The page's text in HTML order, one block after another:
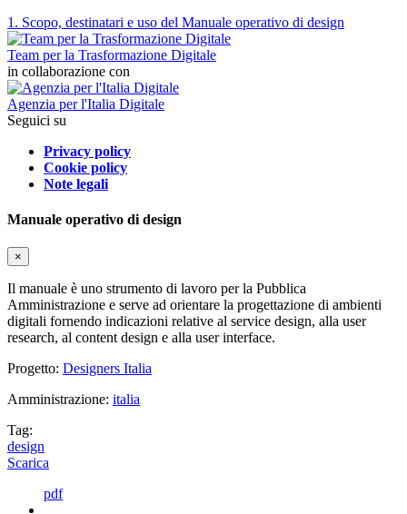
1. Scopo, destinatari e uso del Manuale operativo di design
Team per la Trasformazione Digitale
in collaborazione con
Agenzia per l'Italia Digitale
Seguici su
Privacy policy
Cookie policy
Note legali
Manuale operativo di design
×
Il manuale è uno strumento di lavoro per la Pubblica
Amministrazione e serve ad orientare la progettazione di ambienti
digitali fornendo indicazioni relative al service design, alla user
research, al content design e alla user interface.
Progetto: Designers Italia
Amministrazione: italia
Tag:
design
Scarica
pdf